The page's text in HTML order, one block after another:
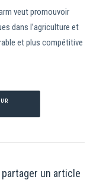
veut promouvoir
dans l’agriculture et
et plus compétitive
un article